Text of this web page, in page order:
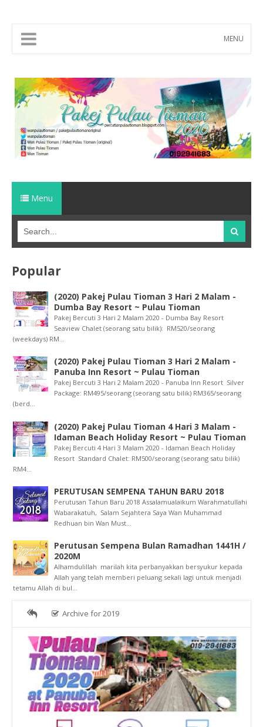
MENU
Menu
Popular
(2020) Pakej Pulau Tioman 3 Hari 2 Malam -
Dumba Bay Resort ~ Pulau Tioman
Pakej Bercuti 3 Hari 2 Malam 2020 - Dumba Bay Resort
Seaview Chalet (seorang satu bilik): RM520/seorang
(weekdays) RM...
(2020) Pakej Pulau Tioman 3 Hari 2 Malam -
Panuba Inn Resort ~ Pulau Tioman
Pakej Bercuti 3 Hari 2 Malam 2020 - Panuba Inn Resort Silver
Package: RM495/seorang (seorang satu bilik) RM365/seorang
(berd...
(2020) Pakej Pulau Tioman 4 Hari 3 Malam -
Idaman Beach Holiday Resort ~ Pulau Tioman
Pakej Bercuti 4 Hari 3 Malam 2020 - Idaman Beach Holiday
Resort Standard Chalet: RM500/seorang (seorang satu bilik)
RM4...
PERUTUSAN SEMPENA TAHUN BARU 2018
Perutusan Tahun Baru 2018 Assalamualaikum Warahmatullahi
Wabarakatuh, Salam Sejahtera Saya Wan Muhammad
Redhuan bin Wan Must...
Perutusan Sempena Bulan Ramadhan 1441H /
2020M
Alhamdulillah marilah kita perbanyakkan bersyukur kepada
Allah yang telah memberi peluang sekali lagi untuk menjadi
tetamu Allah di bul...
Archive for 2019